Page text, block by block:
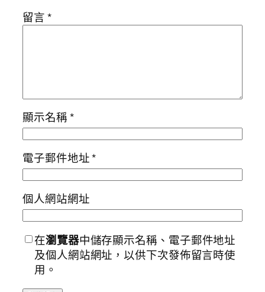
留言*
顯示名稱*
電子郵件地址*
個人網站網址
在瀏覽器中儲存顯示名稱、電子郵件地址
及個人網站網址，以供下次發佈留言時使
用。